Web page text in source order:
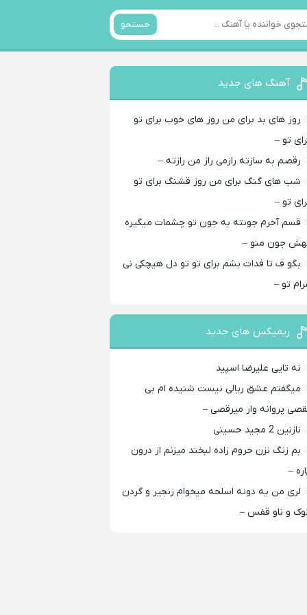
جستجو
آهنگ های جدید
روز های بد برای من روز های خوب برای تو
تو –
رقصم به سازته رازمی راز من رازته –
شب های گنگ برای من روز قشنگ برای تو
تو –
قسم آخرم جونته به جون تو چشمات میگیره
جون منو –
بگو ف تا فدات بشم برای تو تو دل هیچکی نی
تو –
ریمیکس های جدید
نه تایی علیرضا اسپید
میگفتم عشق ریالی نیست شنیده ام بی
پروانه وار میرقصی –
نازنین 2 مجید حسینی
بم زنگ نزن حروم زاده لبخند میزنم از درون
–
لری من یه دونه اسلحه میخوام زﻧﺠﻴﺮ و ﮔﺮدن
و ﻧﺎو ﻗﻔﺲ –